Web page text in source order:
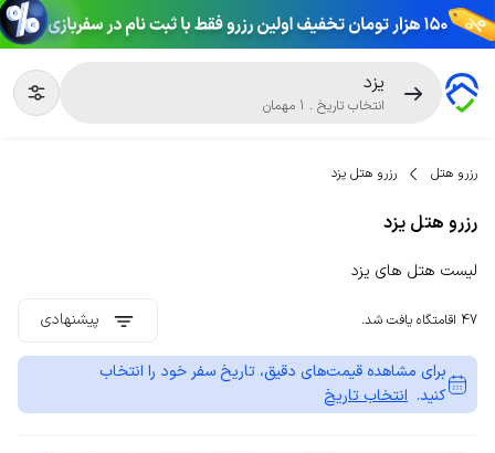
یزد
انتخاب تاریخ .
1 مهمان
رزرو هتل رزرو هتل یزد
رزرو هتل یزد
لیست هتل های یزد
47 اقامتگاه یافت شد. پیشنهادی
برای مشاهده قیمت‌های دقیق، تاریخ سفر خود را انتخاب
کنید. انتخاب تاریخ